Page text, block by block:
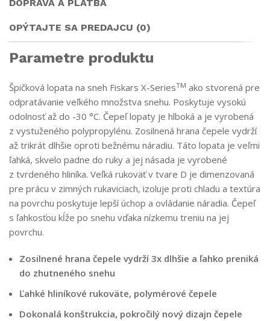
DOPRAVA A PLATBA
OPÝTAJTE SA PREDAJCU (0)
Parametre produktu
Špičková lopata na sneh Fiskars X-SeriesTM ako stvorená pre
odpratávanie veľkého množstva snehu. Poskytuje vysokú
odolnosť až do -30 °C. Čepeľ lopaty je hlboká a je vyrobená
z vystuženého polypropylénu. Zosilnená hrana čepele vydrží
až trikrát dlhšie oproti bežnému náradiu. Táto lopata je veľmi
ľahká, skvelo padne do ruky a jej násada je vyrobené
z tvrdeného hliníka. Veľká rukoväť v tvare D je dimenzovaná
pre prácu v zimných rukaviciach, izoluje proti chladu a textúra
na povrchu poskytuje lepší úchop a ovládanie náradia. Čepeľ
s ľahkosťou kĺže po snehu vďaka nízkemu treniu na jej
povrchu.
Zosilnené hrana čepele vydrží 3x dlhšie a ľahko preniká
do zhutneného snehu
Ľahké hliníkové rukoväte, polymérové čepele
Dokonalá konštrukcia, pokročilý nový dizajn čepele